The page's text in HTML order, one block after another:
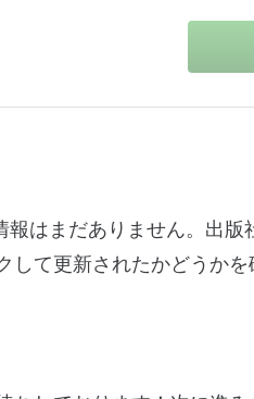
はまだありません。出版
て更新されたかどうかを